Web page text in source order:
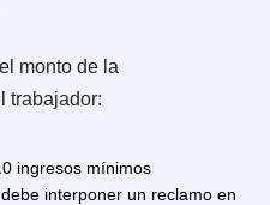
de la relación laboral.
trabajador dependiente,